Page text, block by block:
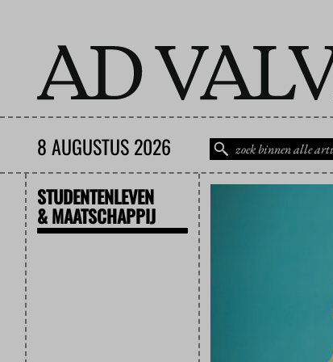
8 AUGUSTUS 2026
STUDENTENLEVEN
& MAATSCHAPPIJ